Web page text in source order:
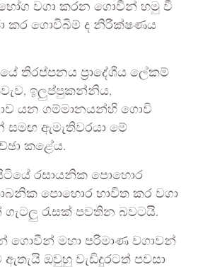
භෝග වගා කරන ගොවීන් හමු වී
කර ගොවිබිම් ද නිරීක්ෂණය
තිරප්පනය ප්‍රාදේශීය ලේකම්
ඉලුප්පුකන්නිය,
යන ගම්මානයන්හි ගොවි
සමඟ ඇමැතිවරයා මේ
කළේය.
රසායනික පොහොර
පොහොර භාවිත කර වගා
රැසක් පවතින බවටයි.
ගොවීන් මහා පරිමාණ වගාවන්
ඔවුහු වැඩිදුරටත් පවසා